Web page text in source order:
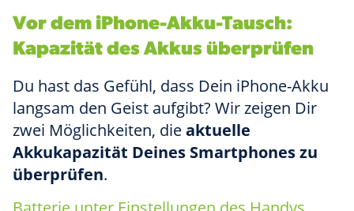
Vor dem iPhone-Akku-Tausch:
Kapazität des Akkus überprüfen
Du hast das Gefühl, dass Dein iPhone-Akku
langsam den Geist aufgibt? Wir zeigen Dir
zwei Möglichkeiten, dieaktuelle
Akkukapazität Deines Smartphones zu
überprüfen.